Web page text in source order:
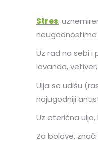
Stres,
neugodnostima
Uz rad na sebi i
lavanda,
Ulja se udišu
najugodniji
Uz eterična
Za bolove,